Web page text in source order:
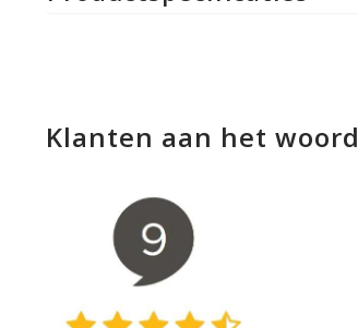
Klanten aan het woord